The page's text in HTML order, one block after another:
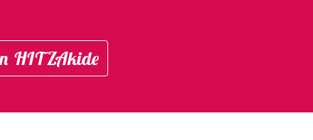
HITZAkide